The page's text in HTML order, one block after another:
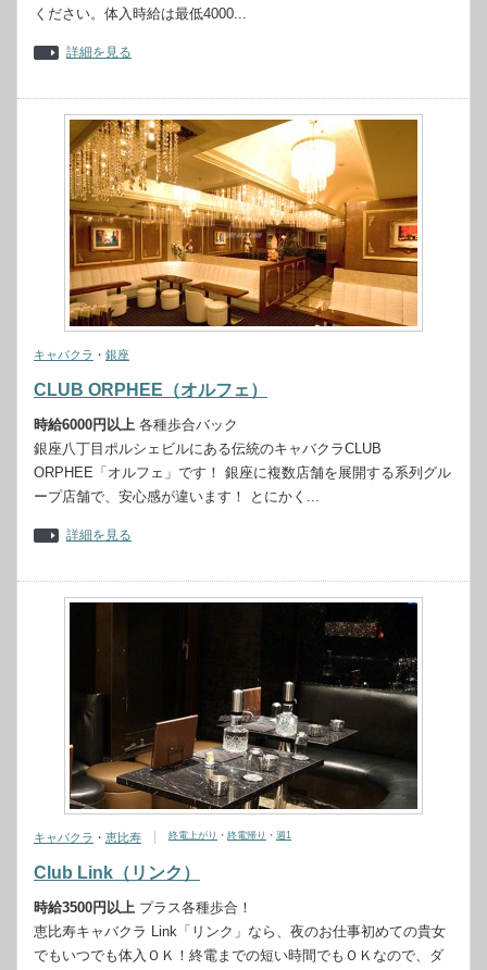
ください。体入時給は最低4000...
詳細を見る
キャバクラ ・ 銀座
CLUB ORPHEE（オルフェ）
時給6000円以上 各種歩合バック
銀座八丁目ポルシェビルにある伝統のキャバクラCLUB
ORPHEE「オルフェ」です！ 銀座に複数店舗を展開する系列グル
ープ店舗で、安心感が違います！ とにかく...
詳細を見る
キャバクラ ・ 恵比寿 終電上がり ・ 終電帰り ・ 週1
Club Link（リンク）
時給3500円以上 プラス各種歩合！
恵比寿キャバクラ Link「リンク」なら、夜のお仕事初めての貴女
でもいつでも体入ＯＫ！終電までの短い時間でもＯＫなので、ダ